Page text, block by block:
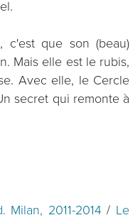
c'est que son (beau)
Mais elle est le rubis,
Avec elle, le Cercle
secret qui remonte à
Milan, 2011-2014/ Le